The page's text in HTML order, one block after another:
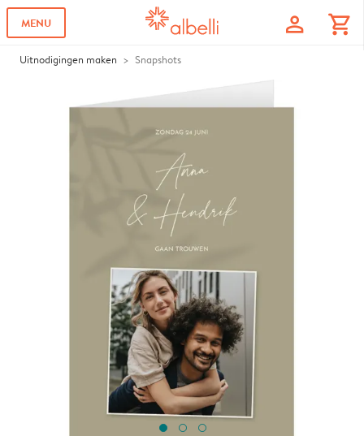
MENU profile shopping_cart
Uitnodigingen maken Snapshots